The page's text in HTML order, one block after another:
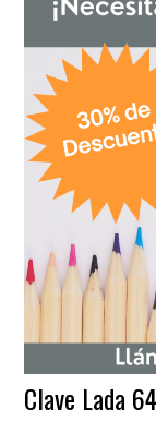
Clave Lada